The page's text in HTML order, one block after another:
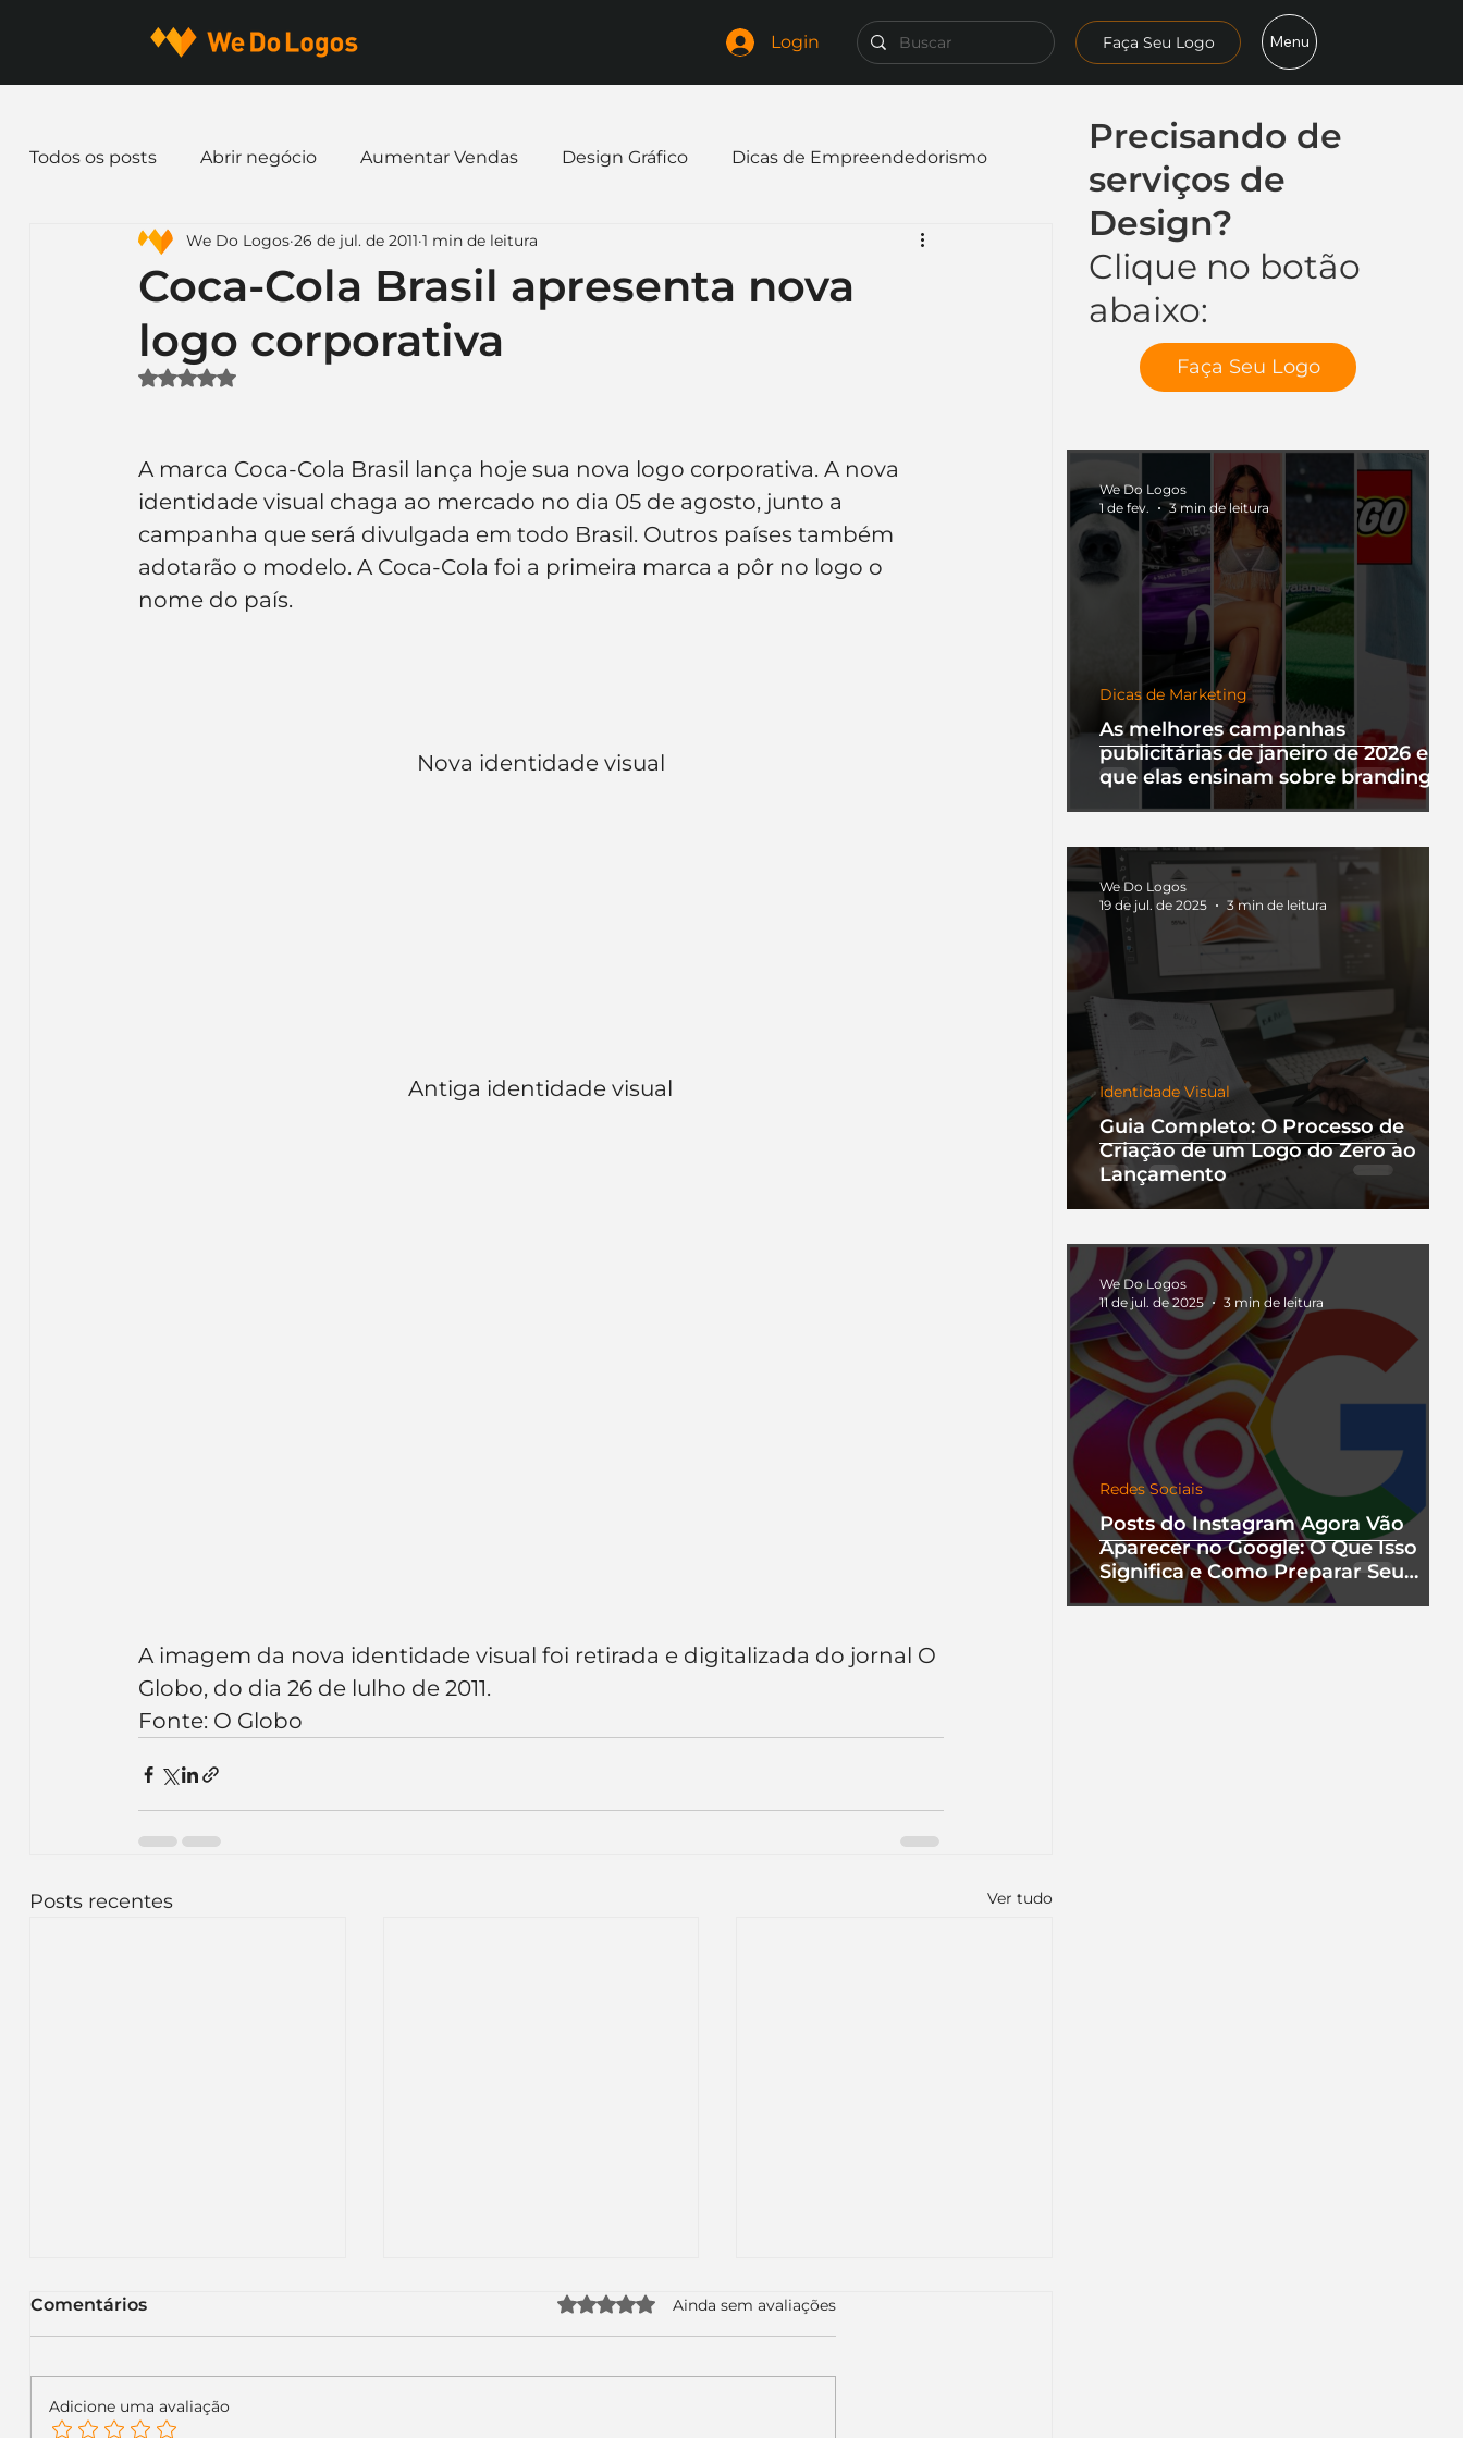
Login Faça Seu Logo Menu
Precisando de
serviços de
Design?
Clique no botão
abaixo:
Faça Seu Logo
As melhores campanhas
publicitárias de janeiro de 2026 e o
que elas ensinam sobre branding
Dicas de Marketing
We Do Logos
1 de fev.
3 min de leitura
Guia Completo: O Processo de
Criação de um Logo do Zero ao
Lançamento
Identidade Visual
We Do Logos
19 de jul. de 2025
3 min de leitura
Posts do Instagram Agora Vão
Aparecer no Google: O Que Isso
Significa e Como Preparar Seu
Perfil
Redes Sociais
We Do Logos
11 de jul. de 2025
3 min de leitura
Todos os posts Abrir negócio Aumentar Vendas Design Gráfico Dicas de Empreendedorismo
Dicas de Marketing Email marketing Expandir negócio
Identidade Visual Marca Nome para Empresa
Inteligência Artificial Embalagens nome de empresa Branding
Coca-Cola Brasil apresenta nova
logo corporativa
We Do Logos 26 de jul. de 2011 1 min de leitura
Avaliado com NaN de 5 estrelas.
A marca Coca-Cola Brasil lança hoje sua nova logo corporativa. A nova
identidade visual chaga ao mercado no dia 05 de agosto, junto a
campanha que será divulgada em todo Brasil. Outros países também
adotarão o modelo. A Coca-Cola foi a primeira marca a pôr no logo o
nome do país.
Nova identidade visual
Antiga identidade visual
A imagem da nova identidade visual foi retirada e digitalizada do jornal O
Globo, do dia 26 de lulho de 2011.
Fonte: O Globo
Posts recentes Ver tudo
Comentários Avaliado com 0 de 5 estrelas.
Ainda sem avaliações
Adicione uma avaliação